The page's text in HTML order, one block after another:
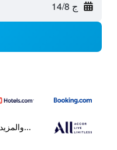
ج 14/8
...والمزيد